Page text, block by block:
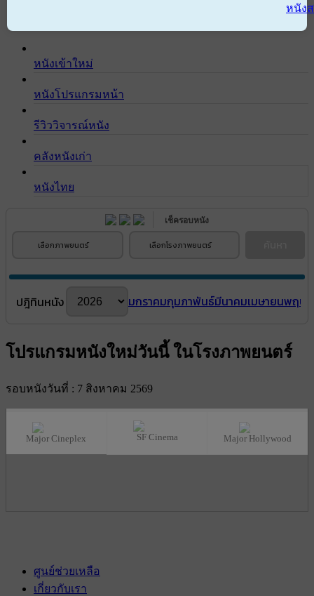
หนัง
หนังเข้าใหม่
หนังโปรแกรมหน้า
รีวิววิจารณ์หนัง
คลังหนังเก่า
หนังไทย
เช็ครอบหนัง
เลือกภาพยนตร์ เลือกโรงภาพยนตร์
ปฎิทินหนัง มกราคมกุมภาพันธ์มีนาคมเมษายนพฤษ
โปรแกรมหนังใหม่วันนี้ ในโรงภาพยนตร์
รอบหนังวันที่ : 7 สิงหาคม 2569
Major Cineplex SF Cinema Major Hollywood
ศูนย์ช่วยเหลือ
เกี่ยวกับเรา